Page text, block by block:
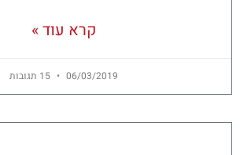
קרא עוד »
06/03/2019